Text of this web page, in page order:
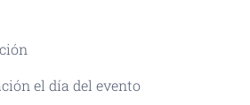
el día del evento